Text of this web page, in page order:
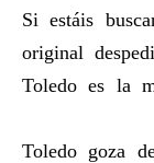
Si estáis
original
Toledo es la
Toledo goza